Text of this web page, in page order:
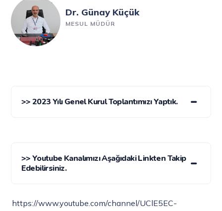
Dr. Günay Küçük
MESUL MÜDÜR
>> 2023 Yılı Genel Kurul Toplantımızı Yaptık.
>> Youtube Kanalımızı Aşağıdaki Linkten Takip
Edebilirsiniz.
https://www.youtube.com/channel/UClE5EC-